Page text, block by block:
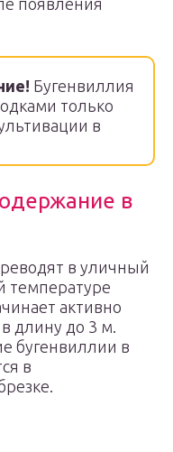
появления
Бугенвиллия
только
в
в
в уличный
температуре
активно
длину до 3 м.
бугенвиллии в
в